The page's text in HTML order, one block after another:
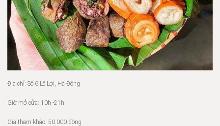
Địa chỉ: Số 6 Lê Lợi, Hà Đông
Giờ mở cửa: 10h -21h
Giá tham khảo: 50.000 đồng